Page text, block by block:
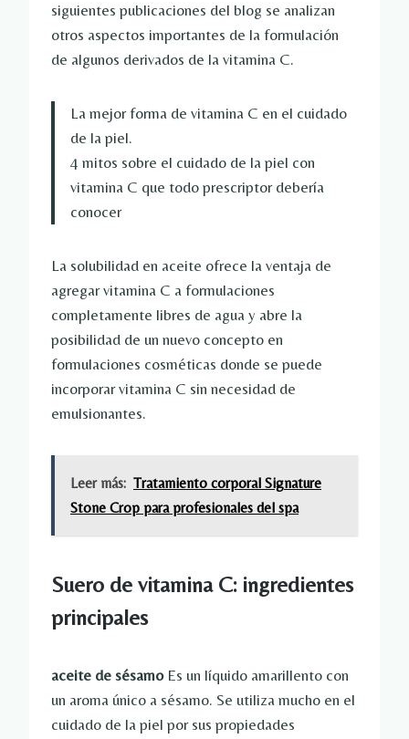
siguientes publicaciones del blog se analizan
otros aspectos importantes de la formulación
de algunos derivados de la vitamina C.
La mejor forma de vitamina C en el cuidado
de la piel.
4 mitos sobre el cuidado de la piel con
vitamina C que todo prescriptor debería
conocer
La solubilidad en aceite ofrece la ventaja de
agregar vitamina C a formulaciones
completamente libres de agua y abre la
posibilidad de un nuevo concepto en
formulaciones cosméticas donde se puede
incorporar vitamina C sin necesidad de
emulsionantes.
Leer más: Tratamiento corporal Signature
Stone Crop para profesionales del spa
Suero de vitamina C: ingredientes
principales
aceite de sésamoEs un líquido amarillento con
un aroma único a sésamo. Se utiliza mucho en el
cuidado de la piel por sus propiedades